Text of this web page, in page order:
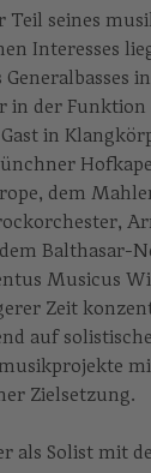
Teil seines
Interesses
in der
in
dem
Balthasar-
Musicus
Zeit
auf
Zielsetzung.
als Solist mit